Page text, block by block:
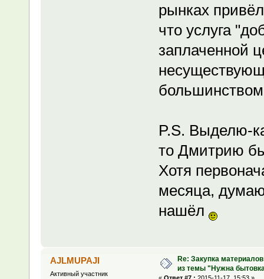
рынках
что услуга
заплаченной
P.S. Выделю-
то Дмитрию
Хотя
месяца,
нашёл
AJLMUPAJI
Активный участник
Re: Закупка
из темы "Нужна